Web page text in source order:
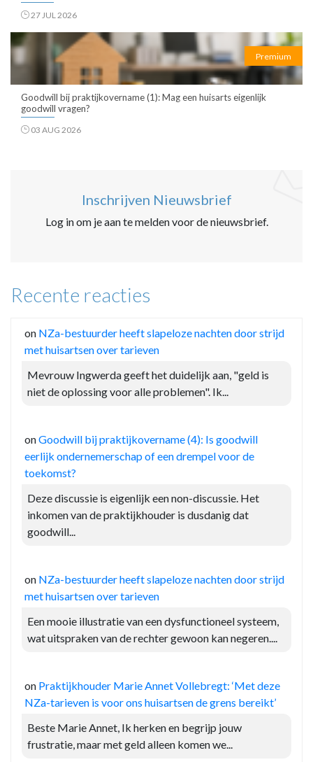
27 JUL 2026
Premium
Goodwill bij praktijkovername (1): Mag een huisarts eigenlijk
goodwill vragen?
03 AUG 2026
Inschrijven Nieuwsbrief
Log in om je aan te melden voor de nieuwsbrief.
Recente reacties
on NZa-bestuurder heeft slapeloze nachten door strijd
met huisartsen over tarieven
Mevrouw Ingwerda geeft het duidelijk aan, "geld is
niet de oplossing voor alle problemen". Ik...
onGoodwill bij praktijkovername (4): Is goodwill
eerlijk ondernemerschap of een drempel voor de
toekomst?
Deze discussie is eigenlijk een non-discussie. Het
inkomen van de praktijkhouder is dusdanig dat
goodwill...
on NZa-bestuurder heeft slapeloze nachten door strijd
met huisartsen over tarieven
Een mooie illustratie van een dysfunctioneel systeem,
wat uitspraken van de rechter gewoon kan negeren....
on Praktijkhouder Marie Annet Vollebregt: ‘Met deze
NZa-tarieven is voor ons huisartsen de grens bereikt’
Beste Marie Annet, Ik herken en begrijp jouw
frustratie, maar met geld alleen komen we...